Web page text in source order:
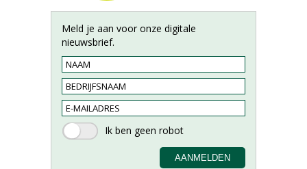
Meld je aan voor onze digitale
nieuwsbrief.